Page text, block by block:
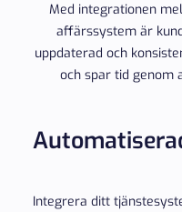
Med integrationen
affärssystem är
uppdaterad och
och spar tid genom
Integrera ditt